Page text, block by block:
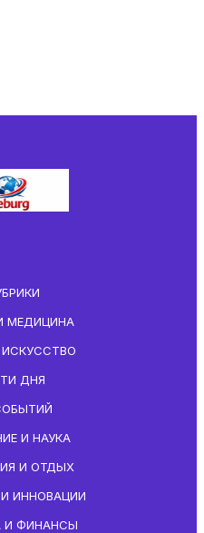
МЕДИЦИНА
ИСКУССТВО
ДНЯ
И НАУКА
И ОТДЫХ
ИННОВАЦИИ
И ФИНАНСЫ